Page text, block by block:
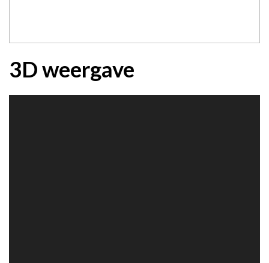
3D weergave